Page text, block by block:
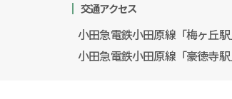
交通アクセス
小田急電鉄小田原線「梅ヶ丘
小田急電鉄小田原線「豪徳寺